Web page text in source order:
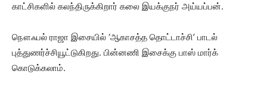
காட்சிகளில் கலந்திருக்கிறார் கலை இயக்குநர் அய்யப்பன்.
நௌஃபல் ராஜா இசையில் ‘ஆகாசத்த தொட்டாச்சி’ பாடல்
புத்துணர்ச்சியூட்டுகிறது. பின்னணி இசைக்கு பாஸ் மார்க்
கொடுக்கலாம்.